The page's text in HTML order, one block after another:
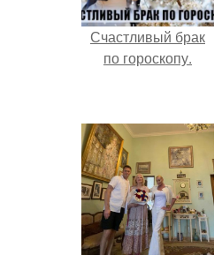
Счастливый брак
по гороскопу.